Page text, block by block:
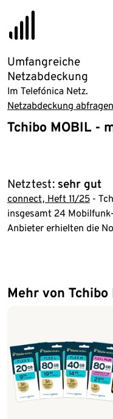
5G
Umfangreiche
Netzabdeckung
Im Telefónica Netz.
Netzabdeckung abfragen
Tchibo MOBIL -
Netztest: sehr gut
connect, Heft 11/25 -
insgesamt 24
Anbieter erhielten die
Ende der Auflistung
Mehr von Tchibo